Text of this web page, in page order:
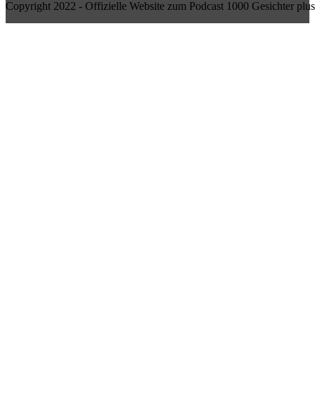
Copyright 2022 - Offizielle Website zum Podcast 1000 Gesichter